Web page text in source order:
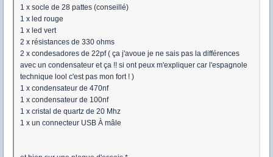
1 x socle de 28 pattes (conseillé)
1 x led rouge
1 x led vert
2 x résistances de 330 ohms
2 x condesadores de 22pf ( ça j'avoue je ne sais pas la différences
avec un condensateur et ça !! si ont peux m'expliquer car l'espagnole
technique lool c'est pas mon fort ! )
1 x condensateur de 470nf
1 x condensateur de 100nf
1 x cristal de quartz de 20 Mhz
1 x un connecteur USB À mâle